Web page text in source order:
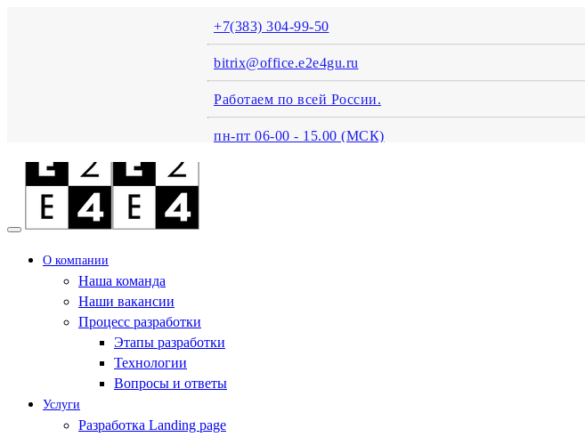
+7(383) 304-99-50
bitrix@office.e2e4gu.ru
Работаем по всей России.
пн-пт 06-00 - 15.00 (MСК)
О компании
Наша команда
Наши вакансии
Процесс разработки
Этапы разработки
Технологии
Вопросы и ответы
Услуги
Разработка Landing page